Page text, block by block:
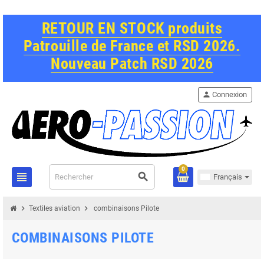
RETOUR EN STOCK produits
Patrouille de France et RSD 2026.
Nouveau Patch RSD 2026
view_headline search
person Connexion
0
Français
chevron_right Textiles aviation chevron_right combinaisons Pilote
COMBINAISONS PILOTE